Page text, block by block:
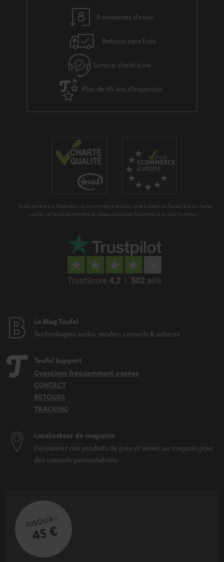
é
t
n
a
r
i
8 semaines d'essai
Retours sans frais
Service client à vie
Plus de 45 ans d'expertise
Teufel adhère à la Fédération du e-commerce et de la vente à distance (Fevad) et à sa charte
qualité. La Fevad est membre du réseau européen Ecommerce Europe Trustmark.
Le Blog Teufel
Technologies audio, modes, conseils & astuces
Teufel Support
Questions fréquemment posées
CONTACT
RETOURS
TRACKING
Localisateur de magasins
Découvrez nos produits de près et venez au magasin pour
des conseils personnalisés.
JUSQU'À -
45 €